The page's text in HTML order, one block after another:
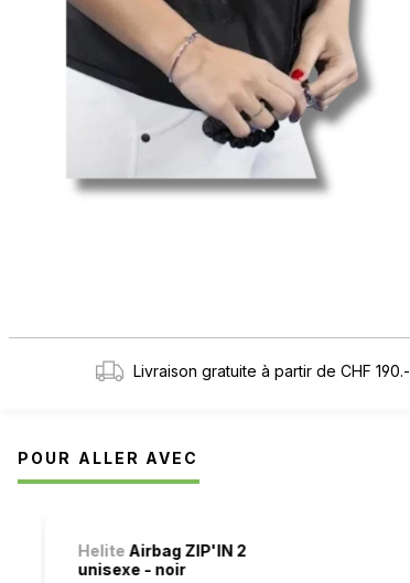
Livraison gratuite à partir de CHF 190.-
POUR ALLER AVEC
Helite Airbag ZIP'IN 2
unisexe - noir